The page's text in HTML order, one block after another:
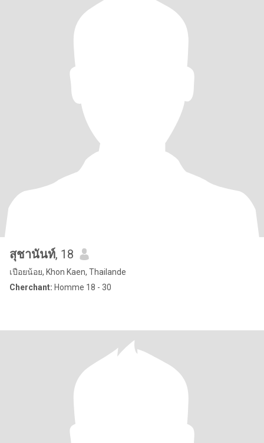
สุชานันท์, 18
เปือยน้อย, Khon Kaen, Thailande
Cherchant: Homme 18 - 30